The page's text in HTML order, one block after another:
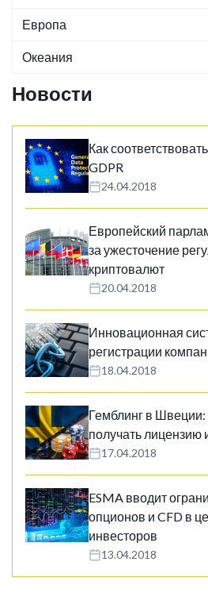
Европа
Океания
Новости
Как
GDPR
24.04.2018
Европейский
за ужесточение
криптовалют
20.04.2018
Инновационная
регистрации
18.04.2018
Гемблинг в
получать лицензию
17.04.2018
ESMA вводит
опционов и CFD в
инвесторов
13.04.2018